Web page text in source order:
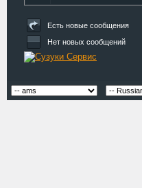
Есть новые сообщения
Нет новых сообщений